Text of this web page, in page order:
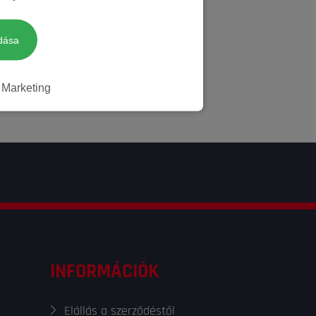
Marketing
INFORMÁCIÓK
Elállás a szerződéstől